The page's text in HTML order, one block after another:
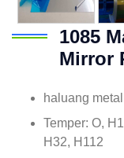
1085
Mirror
haluang
Temper: O,
H32, H112